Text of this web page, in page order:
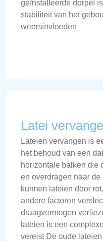
geïnstalleerde dorpel
stabiliteit van het
weersinvloeden
Latei
Lateien vervangen is
het behoud van een
horizontale balken die
en overdragen naar
kunnen lateien door
andere factoren
draagvermogen
lateien is een
vereist De oude